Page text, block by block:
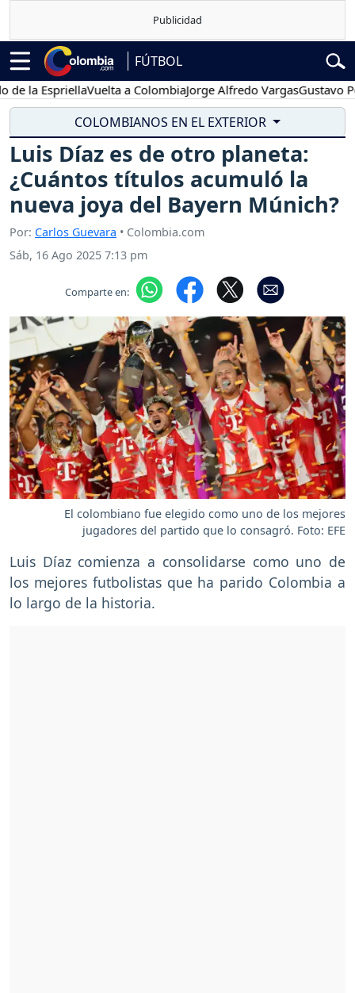
FÚTBOL
EspriellaVuelta a ColombiaJorge Alfredo VargasGustavo Petro
COLOMBIANOS EN EL EXTERIOR
Luis Díaz es de otro planeta:
¿Cuántos títulos acumuló la
nueva joya del Bayern Múnich?
Por: Carlos Guevara • Colombia.com
Sáb, 16 Ago 2025 7:13 pm
Comparte en:
El colombiano fue elegido como uno de los mejores
jugadores del partido que lo consagró. Foto: EFE
Luis Díaz comienza a consolidarse como uno de
los mejores futbolistas que ha parido Colombia a
lo largo de la historia.